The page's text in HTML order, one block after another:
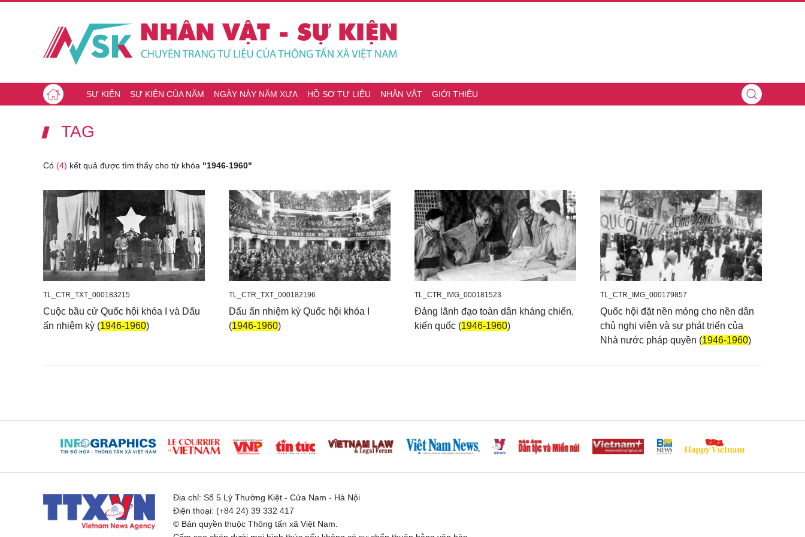
SỰ KIỆN SỰ KIỆN CỦA NĂM NGÀY NÀY NĂM XƯA HỒ SƠ TƯ LIỆU NHÂN VẬT GIỚI THIỆU
TAG
Có (4) kết quả được tìm thấy cho từ khóa "1946-1960"
TL_CTR_TXT_000183215
Cuộc bầu cử Quốc hội khóa I và Dấu
ấn nhiệm kỳ (1946-1960)
TL_CTR_TXT_000182196
Dấu ấn nhiệm kỳ Quốc hội khóa I
(1946-1960)
TL_CTR_IMG_000181523
Đảng lãnh đạo toàn dân kháng chiến,
kiến quốc (1946-1960)
TL_CTR_IMG_000179857
Quốc hội đặt nền móng cho nền dân
chủ nghị viện và sự phát triển của
Nhà nước pháp quyền (1946-1960)
Địa chỉ: Số 5 Lý Thường Kiệt - Cửa Nam - Hà Nội
Điện thoại: (+84 24) 39 332 417
© Bản quyền thuộc Thông tấn xã Việt Nam.